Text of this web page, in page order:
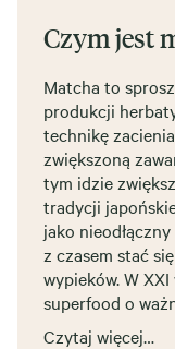
Czym jest
Matcha to
produkcji
technikę
zwiększoną
tym idzie
tradycji
jako
z czasem stać
wypieków. W
superfood o
Czytaj więcej…